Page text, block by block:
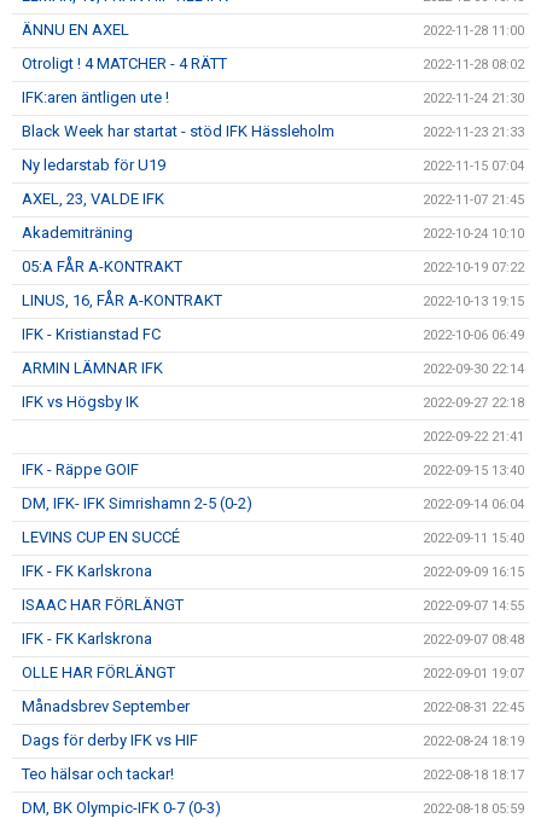
ÄNNU EN AXEL 2022-11-28 11:00
Otroligt ! 4 MATCHER - 4 RÄTT 2022-11-28 08:02
IFK:aren äntligen ute ! 2022-11-24 21:30
Black Week har startat - stöd IFK Hässleholm 2022-11-23 21:33
Ny ledarstab för U19 2022-11-15 07:04
AXEL, 23, VALDE IFK 2022-11-07 21:45
Akademiträning 2022-10-24 10:10
05:A FÅR A-KONTRAKT 2022-10-19 07:22
LINUS, 16, FÅR A-KONTRAKT 2022-10-13 19:15
IFK - Kristianstad FC 2022-10-06 06:49
ARMIN LÄMNAR IFK 2022-09-30 22:14
IFK vs Högsby IK 2022-09-27 22:18
2022-09-22 21:41
IFK - Räppe GOIF 2022-09-15 13:40
DM, IFK- IFK Simrishamn 2-5 (0-2) 2022-09-14 06:04
LEVINS CUP EN SUCCÉ 2022-09-11 15:40
IFK - FK Karlskrona 2022-09-09 16:15
ISAAC HAR FÖRLÄNGT 2022-09-07 14:55
IFK - FK Karlskrona 2022-09-07 08:48
OLLE HAR FÖRLÄNGT 2022-09-01 19:07
Månadsbrev September 2022-08-31 22:45
Dags för derby IFK vs HIF 2022-08-24 18:19
Teo hälsar och tackar! 2022-08-18 18:17
DM, BK Olympic-IFK 0-7 (0-3) 2022-08-18 05:59